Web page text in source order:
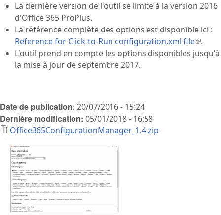
La dernière version de l'outil se limite à la version 2016
d'Office 365 ProPlus.
La référence complète des options est disponible ici :
Reference for Click-to-Run configuration.xml file(le lien
est
.
L'outil prend en compte les options disponibles jusqu'à
la mise à jour de septembre 2017.
Date de publication: 20/07/2016 - 15:24
Dernière modification: 05/01/2018 - 16:58
Office365ConfigurationManager_1.4.zip